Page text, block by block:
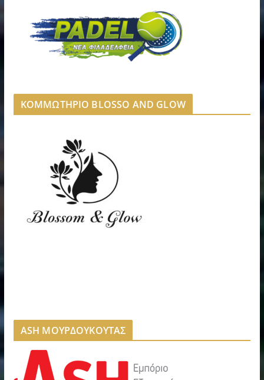
ΚΟΜΜΩΤΗΡΙΟ BLOSSO AND GLOW
ASH ΜΟΥΡΔΟΥΚΟΥΤΑΣ